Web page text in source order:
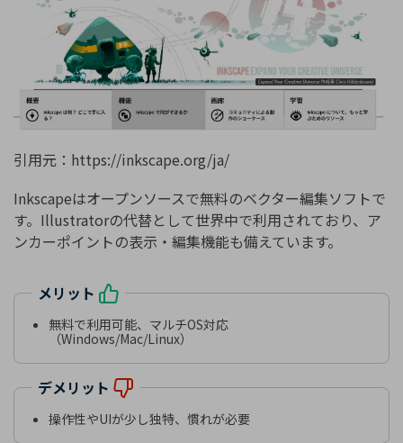
引用元：https://inkscape.org/ja/
Inkscapeはオープンソースで無料のベクター編集ソフトで
す。Illustratorの代替として世界中で利用されており、ア
ンカーポイントの表示・編集機能も備えています。
メリット
無料で利用可能、マルチOS対応
（Windows/Mac/Linux）
デメリット
操作性やUIが少し独特、慣れが必要